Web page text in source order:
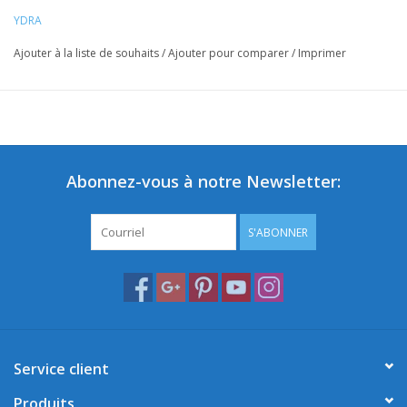
YDRA
Ajouter à la liste de souhaits/Ajouter pour comparer/ Imprimer
Abonnez-vous à notre Newsletter:
S'ABONNER
Service client